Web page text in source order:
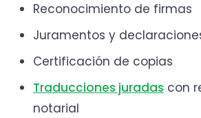
Reconocimiento de firmas
Juramentos y
Certificación de copias
Traducciones juradas con
notarial